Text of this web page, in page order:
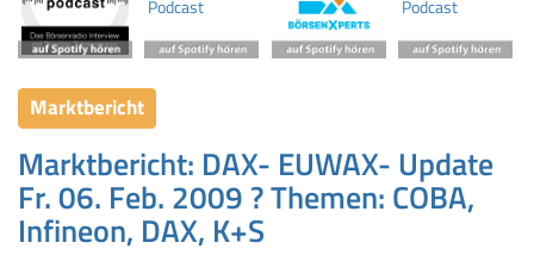
Marktbericht
Marktbericht: DAX- EUWAX- Update
Fr. 06. Feb. 2009 ? Themen: COBA,
Infineon, DAX, K+S